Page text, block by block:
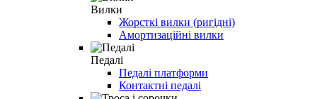
Вилки
Жорсткі вилки (ригідні)
Амортизаційні вилки
Педалі
Педалі платформи
Контактні педалі